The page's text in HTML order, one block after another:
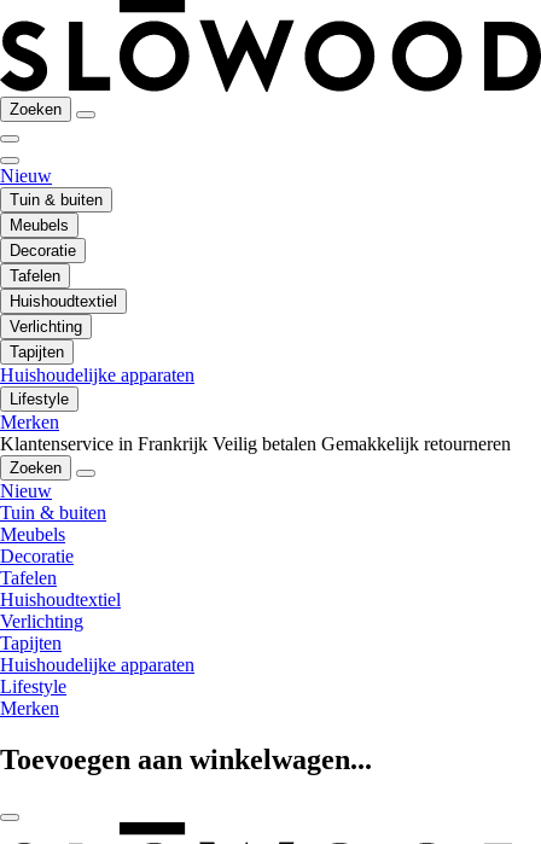
Zoeken
Nieuw
Tuin & buiten
Meubels
Decoratie
Tafelen
Huishoudtextiel
Verlichting
Tapijten
Huishoudelijke apparaten
Lifestyle
Merken
Klantenservice in Frankrijk Veilig betalen Gemakkelijk retourneren
Zoeken
Nieuw
Tuin & buiten
Meubels
Decoratie
Tafelen
Huishoudtextiel
Verlichting
Tapijten
Huishoudelijke apparaten
Lifestyle
Merken
Toevoegen aan winkelwagen...